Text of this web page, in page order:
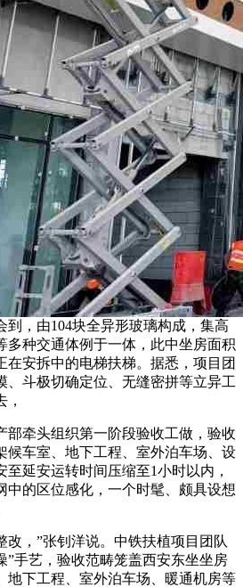
到，由104块全异形玻璃构成，集高
多种交通体例于一体，此中坐房面积
在安拆中的电梯扶梯。据悉，项目团
、斗极切确定位、无缝密拼等立异工
牵头组织第一阶段验收工做，验收
候车室、地下工程、室外泊车场、设
延安运转时间压缩至1小时以内，
中的区位感化，一个时髦、颇具设想
，”张钊洋说。中铁扶植项目团队
”手艺，验收范畴笼盖西安东坐坐房
地下工程、室外泊车场、暖通机房等